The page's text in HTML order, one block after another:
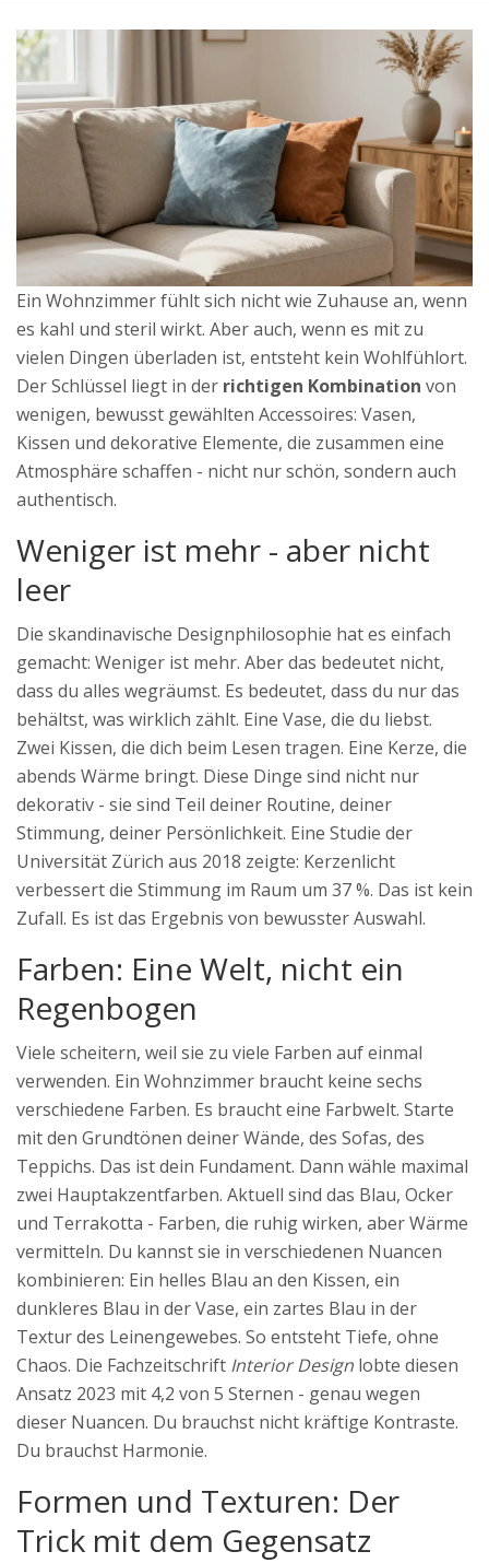
Ein Wohnzimmer fühlt sich nicht wie Zuhause an, wenn
es kahl und steril wirkt. Aber auch, wenn es mit zu
vielen Dingen überladen ist, entsteht kein Wohlfühlort.
Der Schlüssel liegt in der richtigen Kombination von
wenigen, bewusst gewählten Accessoires: Vasen,
Kissen und dekorative Elemente, die zusammen eine
Atmosphäre schaffen - nicht nur schön, sondern auch
authentisch.
Weniger ist mehr - aber nicht
leer
Die skandinavische Designphilosophie hat es einfach
gemacht: Weniger ist mehr. Aber das bedeutet nicht,
dass du alles wegräumst. Es bedeutet, dass du nur das
behältst, was wirklich zählt. Eine Vase, die du liebst.
Zwei Kissen, die dich beim Lesen tragen. Eine Kerze, die
abends Wärme bringt. Diese Dinge sind nicht nur
dekorativ - sie sind Teil deiner Routine, deiner
Stimmung, deiner Persönlichkeit. Eine Studie der
Universität Zürich aus 2018 zeigte: Kerzenlicht
verbessert die Stimmung im Raum um 37 %. Das ist kein
Zufall. Es ist das Ergebnis von bewusster Auswahl.
Farben: Eine Welt, nicht ein
Regenbogen
Viele scheitern, weil sie zu viele Farben auf einmal
verwenden. Ein Wohnzimmer braucht keine sechs
verschiedene Farben. Es braucht eine Farbwelt. Starte
mit den Grundtönen deiner Wände, des Sofas, des
Teppichs. Das ist dein Fundament. Dann wähle maximal
zwei Hauptakzentfarben. Aktuell sind das Blau, Ocker
und Terrakotta - Farben, die ruhig wirken, aber Wärme
vermitteln. Du kannst sie in verschiedenen Nuancen
kombinieren: Ein helles Blau an den Kissen, ein
dunkleres Blau in der Vase, ein zartes Blau in der
Textur des Leinengewebes. So entsteht Tiefe, ohne
Chaos. Die Fachzeitschrift Interior Design lobte diesen
Ansatz 2023 mit 4,2 von 5 Sternen - genau wegen
dieser Nuancen. Du brauchst nicht kräftige Kontraste.
Du brauchst Harmonie.
Formen und Texturen: Der
Trick mit dem Gegensatz